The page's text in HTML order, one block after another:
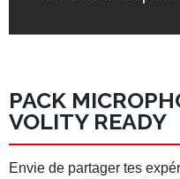
PACK
VOLITY READY
Envie de partager tes